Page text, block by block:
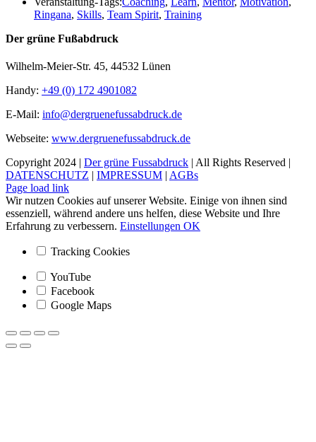
Ringana, Skills, Team Spirit, Training
Der grüne Fußabdruck
Wilhelm-Meier-Str. 45, 44532 Lünen
Handy: +49 (0) 172 4901082
E-Mail: info@dergruenefussabdruck.de
Webseite: www.dergruenefussabdruck.de
Copyright 2024 | Der grüne Fussabdruck | All Rights Reserved |
DATENSCHUTZ | IMPRESSUM | AGBs
Facebook
Instagram
Page load link
Wir nutzen Cookies auf unserer Website. Einige von ihnen sind
essenziell, während andere uns helfen, diese Website und Ihre
Erfahrung zu verbessern. Einstellungen OK
Tracking Cookies
YouTube
Facebook
Google Maps